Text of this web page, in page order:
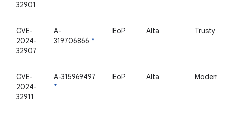
32901
CVE-
2024-
32907
A-
319706866 *
EoP Alta Trusty /
CVE-
2024-
32911
A-315969497
*
EoP Alta Modem